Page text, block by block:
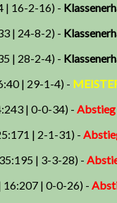
| 16-2-16) -
| 24-8-2) -
| 28-2-4) -
| 29-1-4) -
| 0-0-34) - Abstieg
| 2-1-31) -
| 3-3-28) -
| 0-0-26) -